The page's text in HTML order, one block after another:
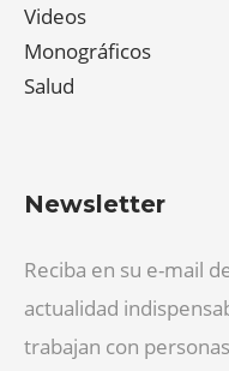
Videos
Monográficos
Salud
Newsletter
Reciba en su e-mail
actualidad
trabajan con